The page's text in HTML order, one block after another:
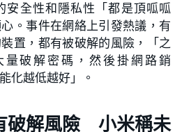
安全性和隱私性「都是頂呱呱
。事件在網絡上引發熱議，有
置，都有被破解的風險，「之
破解密碼，然後掛網路銷
化越低越好」。
破解風險 小米稱未